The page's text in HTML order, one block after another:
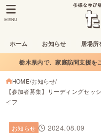
ホーム お知らせ 居場所
MENU
栃木県内で、家庭訪問支援を
HOME お知らせ
【参加者募集】リーディングセ
イフ
お知らせ 2024.08.09